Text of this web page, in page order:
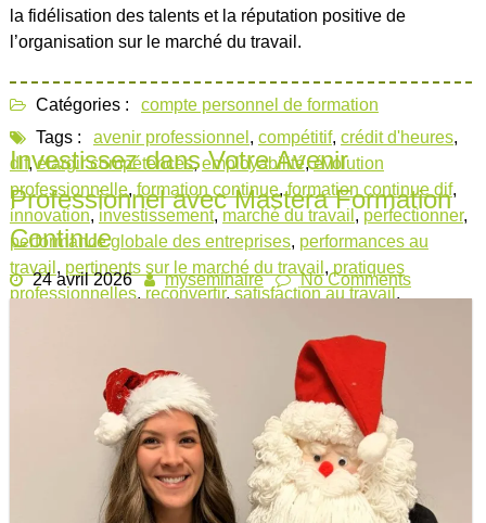
la fidélisation des talents et la réputation positive de
l’organisation sur le marché du travail.
Catégories :
compte personnel de formation
Tags :
avenir professionnel , compétitif, crédit d'heures,
dif,élargir compétences,employabilité,évolution
professionnelle, formation continue,formation continue dif,
innovation, investissement, marché du travail , perfectionner,
performance globale des entreprises, performances au
travail , pertinents sur le marché du travail , pratiques
professionnelles, reconvertir,satisfaction au travail,
Investissez dans Votre Avenir
Professionnel avec Mastera Formation
Continue
24 avril 2026 myseminaire No Comments